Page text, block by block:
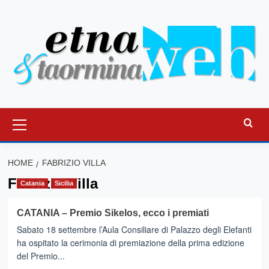
principale
HOME FABRIZIO VILLA
Fabrizio Villa
Catania Sicilia
CATANIA – Premio Sikelos, ecco i premiati
Sabato 18 settembre l’Aula Consiliare di Palazzo degli Elefanti
ha ospitato la cerimonia di premiazione della prima edizione
del Premio...